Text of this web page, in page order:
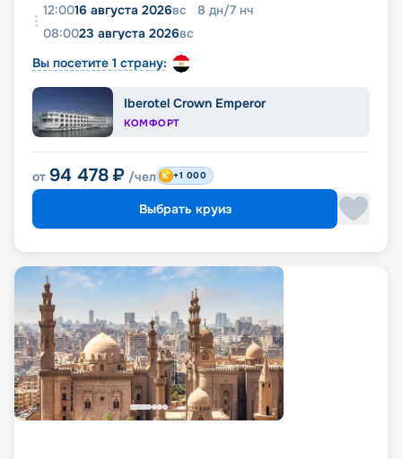
12:0016 августа 2026вс 8 дн/7 нч
08:0023 августа 2026вс
Вы посетите 1 страну:
Iberotel Crown Emperor
КОМФОРТ
от 94 478 ₽ /чел +1 000
Выбрать круиз